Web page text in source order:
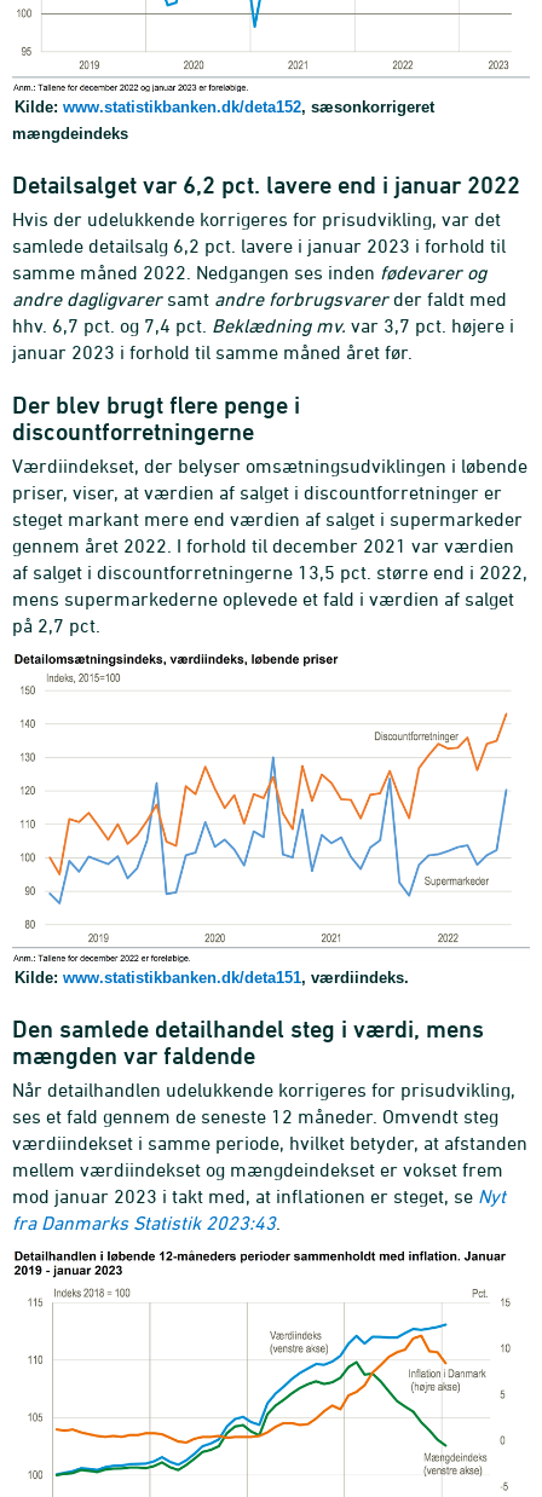
Kilde: www.statistikbanken.dk/deta152, sæsonkorrigeret
mængdeindeks
Detailsalget var 6,2 pct. lavere end i januar 2022
Hvis der udelukkende korrigeres for prisudvikling, var det
samlede detailsalg 6,2 pct. lavere i januar 2023 i forhold til
samme måned 2022. Nedgangen ses inden fødevarer og
andre dagligvarersamt andre forbrugsvarerder faldt med
hhv. 6,7 pct. og 7,4 pct. Beklædning mv. var 3,7 pct. højere i
januar 2023 i forhold til samme måned året før.
Der blev brugt flere penge i
discountforretningerne
Værdiindekset, der belyser omsætningsudviklingen i løbende
priser, viser, at værdien af salget i discountforretninger er
steget markant mere end værdien af salget i supermarkeder
gennem året 2022. I forhold til december 2021 var værdien
af salget i discountforretningerne 13,5 pct. større end i 2022,
mens supermarkederne oplevede et fald i værdien af salget
på 2,7 pct.
Kilde: www.statistikbanken.dk/deta151, værdiindeks.
Den samlede detailhandel steg i værdi, mens
mængden var faldende
Når detailhandlen udelukkende korrigeres for prisudvikling,
ses et fald gennem de seneste 12 måneder. Omvendt steg
værdiindekset i samme periode, hvilket betyder, at afstanden
mellem værdiindekset og mængdeindekset er vokset frem
mod januar 2023 i takt med, at inflationen er steget, se Nyt
fra Danmarks Statistik 2023:43.